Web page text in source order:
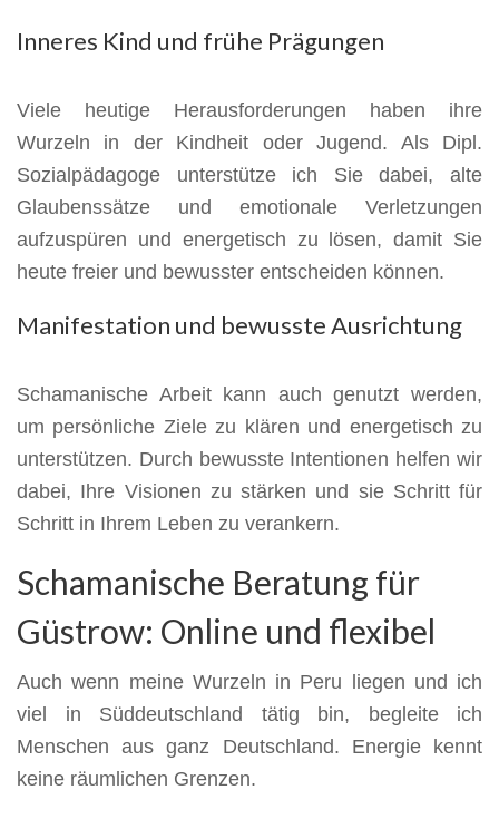
Inneres Kind und frühe Prägungen
Viele heutige Herausforderungen haben ihre
Wurzeln in der Kindheit oder Jugend. Als Dipl.
Sozialpädagoge unterstütze ich Sie dabei, alte
Glaubenssätze und emotionale Verletzungen
aufzuspüren und energetisch zu lösen, damit Sie
heute freier und bewusster entscheiden können.
Manifestation und bewusste Ausrichtung
Schamanische Arbeit kann auch genutzt werden,
um persönliche Ziele zu klären und energetisch zu
unterstützen. Durch bewusste Intentionen helfen wir
dabei, Ihre Visionen zu stärken und sie Schritt für
Schritt in Ihrem Leben zu verankern.
Schamanische Beratung für
Güstrow: Online und flexibel
Auch wenn meine Wurzeln in Peru liegen und ich
viel in Süddeutschland tätig bin, begleite ich
Menschen aus ganz Deutschland. Energie kennt
keine räumlichen Grenzen.